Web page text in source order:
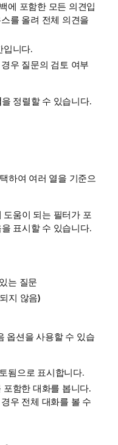
에 포함한 모든 의견입
를 올려 전체 의견을
입니다.
우 질문의 검토 여부
을 정렬할 수 있습니다.
하여 여러 열을 기준으
움이 되는 필터가 포
표시할 수 있습니다.
는 질문
지 않음)
옵션을 사용할 수 있습
됨으로 표시합니다.
포함한 대화를 봅니다.
우 전체 대화를 볼 수